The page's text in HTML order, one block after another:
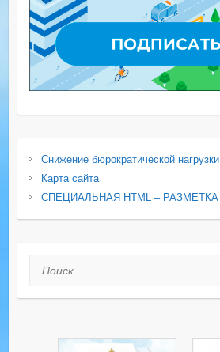
Снижение бюрократической нагрузки
Карта сайта
СПЕЦИАЛЬНАЯ HTML – РАЗМЕТКА
Поиск